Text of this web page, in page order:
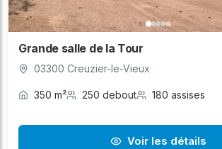
Grande salle de la Tour
03300 Creuzier-le-Vieux
350 m² 250 debout 180 assises
Voir les détails